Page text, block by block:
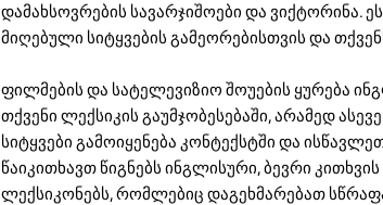
დამახსოვრების სავარჯიშოები და ვიქტორინა.
მიღებული სიტყვების გამეორებისთვის და
ფილმების და სატელევიზიო შოუების ყურება
თქვენი ლექსიკის გაუმჯობესებაში, არამედ
სიტყვები გამოიყენება კონტექსტში და
წაიკითხავთ წიგნებს ინგლისური, ბევრი
ლექსიკონებს, რომლებიც დაგეხმარებათ